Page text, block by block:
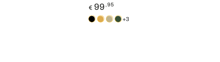
Mountain
|
Precio
regular
€ 99 ,95
BlackCinnamon
Beige
Green
+3